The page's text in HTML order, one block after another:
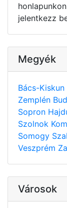
jelentkezz
Megyék
Bács-Kiskun
Zemplén
Sopron
Szolnok
Somogy
Veszprém
Városok